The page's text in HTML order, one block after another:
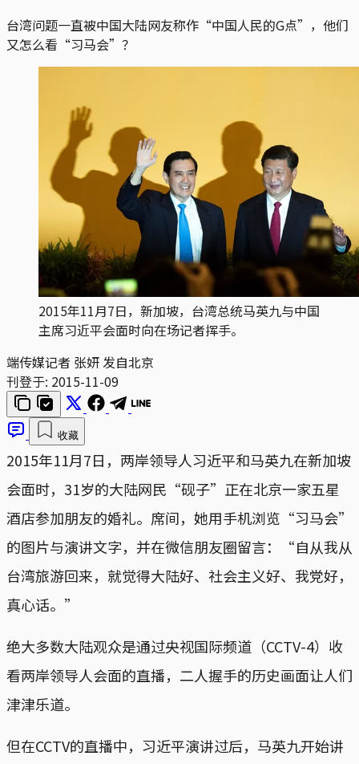
台湾问题一直被中国大陆网友称作“中国人民的G点”，他们
又怎么看“习马会”？
2015年11月7日，新加坡，台湾总统马英九与中国
主席习近平会面时向在场记者挥手。
端传媒记者 张妍 发自北京
刊登于: 2015-11-09
收藏
2015年11月7日，两岸领导人习近平和马英九在新加坡
会面时，31岁的大陆网民“砚子”正在北京一家五星
酒店参加朋友的婚礼。席间，她用手机浏览“习马会”
的图片与演讲文字，并在微信朋友圈留言：“自从我从
台湾旅游回来，就觉得大陆好、社会主义好、我党好，
真心话。”
绝大多数大陆观众是通过央视国际频道（CCTV-4）收
看两岸领导人会面的直播，二人握手的历史画面让人们
津津乐道。
但在CCTV的直播中，习近平演讲过后，马英九开始讲